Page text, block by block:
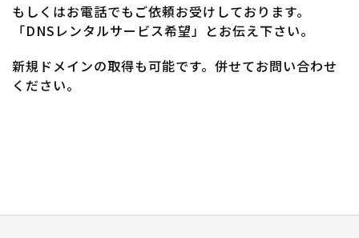
もしくはお電話でもご依頼お受けしております。
「DNSレンタルサービス希望」とお伝え下さい。
新規ドメインの取得も可能です。併せてお問い合わせ
ください。